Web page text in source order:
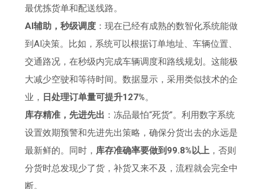
最优拣货单和配送线路。
AI辅助，秒级调度 ：现在已经有成熟的数智化系统能做
到AI决策。比如，系统可以根据订单地址、车辆位置、
交通路况，在秒级内完成车辆调度和路线规划。这能极
大减少空驶和等待时间。数据显示，采用类似技术的企
业， 日处理订单量可提升127%。
库存精准，先进先出 ：冻品最怕“死货”。利用数字系统
设置效期预警和先进先出策略，确保分货出去的永远是
最新鲜的。同时， 库存准确率要做到99.8%以上 ，否则
分货时总发现少了货，补货又来不及，流程就会完全中
断。